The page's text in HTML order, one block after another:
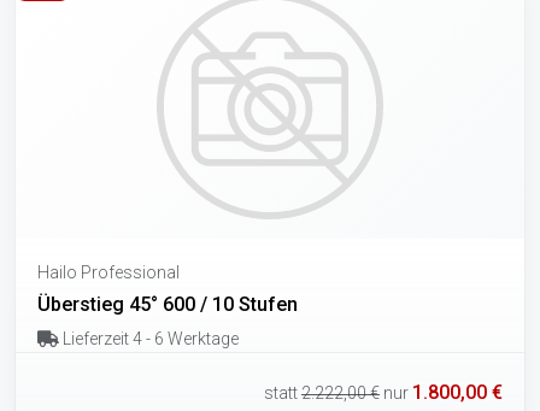
Hailo Professional
Überstieg 45° 600 / 10 Stufen
Lieferzeit 4 - 6 Werktage
statt2.222,00 € nur 1.800,00 €